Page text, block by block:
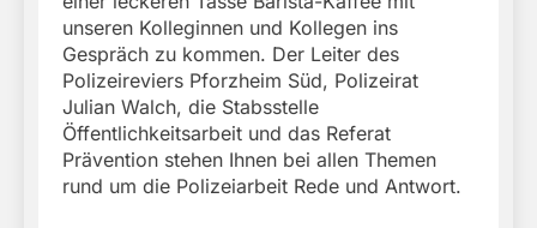
unseren Kolleginnen und Kollegen ins
Gespräch zu kommen. Der Leiter des
Polizeireviers Pforzheim Süd, Polizeirat
Julian Walch, die Stabsstelle
Öffentlichkeitsarbeit und das Referat
Prävention stehen Ihnen bei allen Themen
rund um die Polizeiarbeit Rede und Antwort.